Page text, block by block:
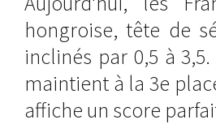
hongroise, tête de
inclinés par 0,5 à
maintient à la 3e
affiche un score